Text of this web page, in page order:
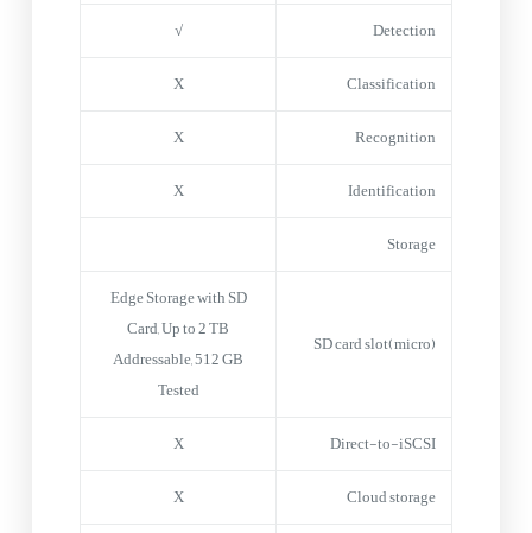
Detection
√
Classification
X
Recognition
X
Identification
X
Storage
(micro)SD card slot
Edge Storage with SD
Card, Up to 2 TB
Addressable, 512 GB
Tested
Direct-to-iSCSI
X
Cloud storage
X